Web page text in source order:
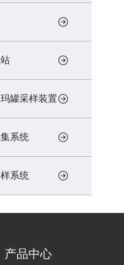
罐采样装置
系统
系统
产品中心